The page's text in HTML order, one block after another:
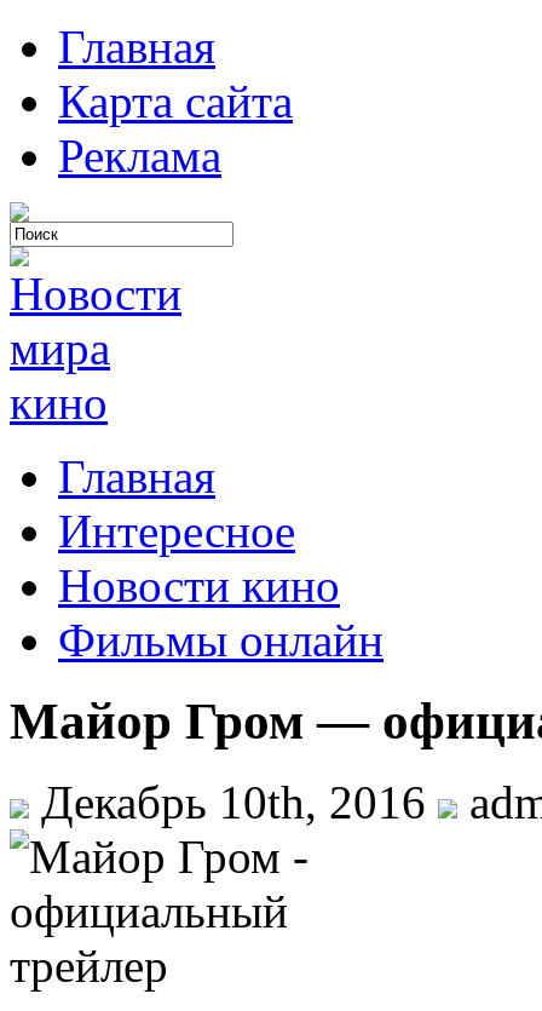
Главная
Карта сайта
Реклама
Главная
Интересное
Новости кино
Фильмы онлайн
Майор Гром —
Декабрь 10th, 2016